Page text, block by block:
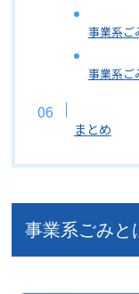
事業系ご
事業系ご
まとめ
事業系ごみと